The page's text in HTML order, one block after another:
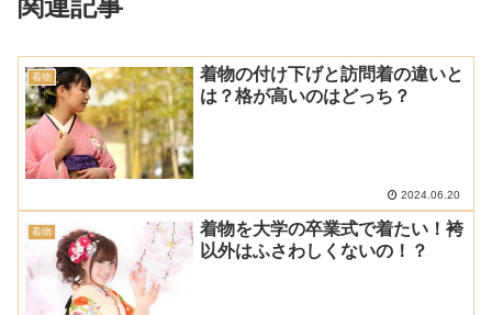
着物
着物の付け下げと訪問着の違いと
は？格が高いのはどっち？
2024.06.20
着物
着物を大学の卒業式で着たい！袴
以外はふさわしくないの！？